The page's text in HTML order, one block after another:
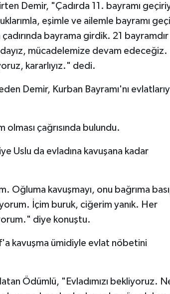
Demir, "Çadırda 11. bayramı
eşimle ve ailemle bayramı
bayrama girdik. 21 bayramdır
mücadelemize devam edeceğiz.
kararlıyız." dedi.
Demir, Kurban Bayramı'nı
olması çağrısında bulundu.
Uslu da evladına kavuşana kadar
Oğluma kavuşmayı, onu bağrıma
İçim buruk, ciğerim yanık. Her
diye konuştu.
kavuşma ümidiyle evlat nöbetini
Ödümlü, "Evladımızı bekliyoruz.